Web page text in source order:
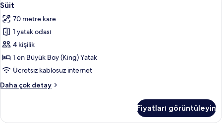
2
hakkında
daha
detay
için
tüm
fotoğrafları
görün
7
Süit
70 metre kare
1 yatak odası
4 kişilik
1 en Büyük Boy (King) Yatak
Ücretsiz kablosuz internet
Daha çok detay
Süit
detay
Fiyatları görüntüleyin